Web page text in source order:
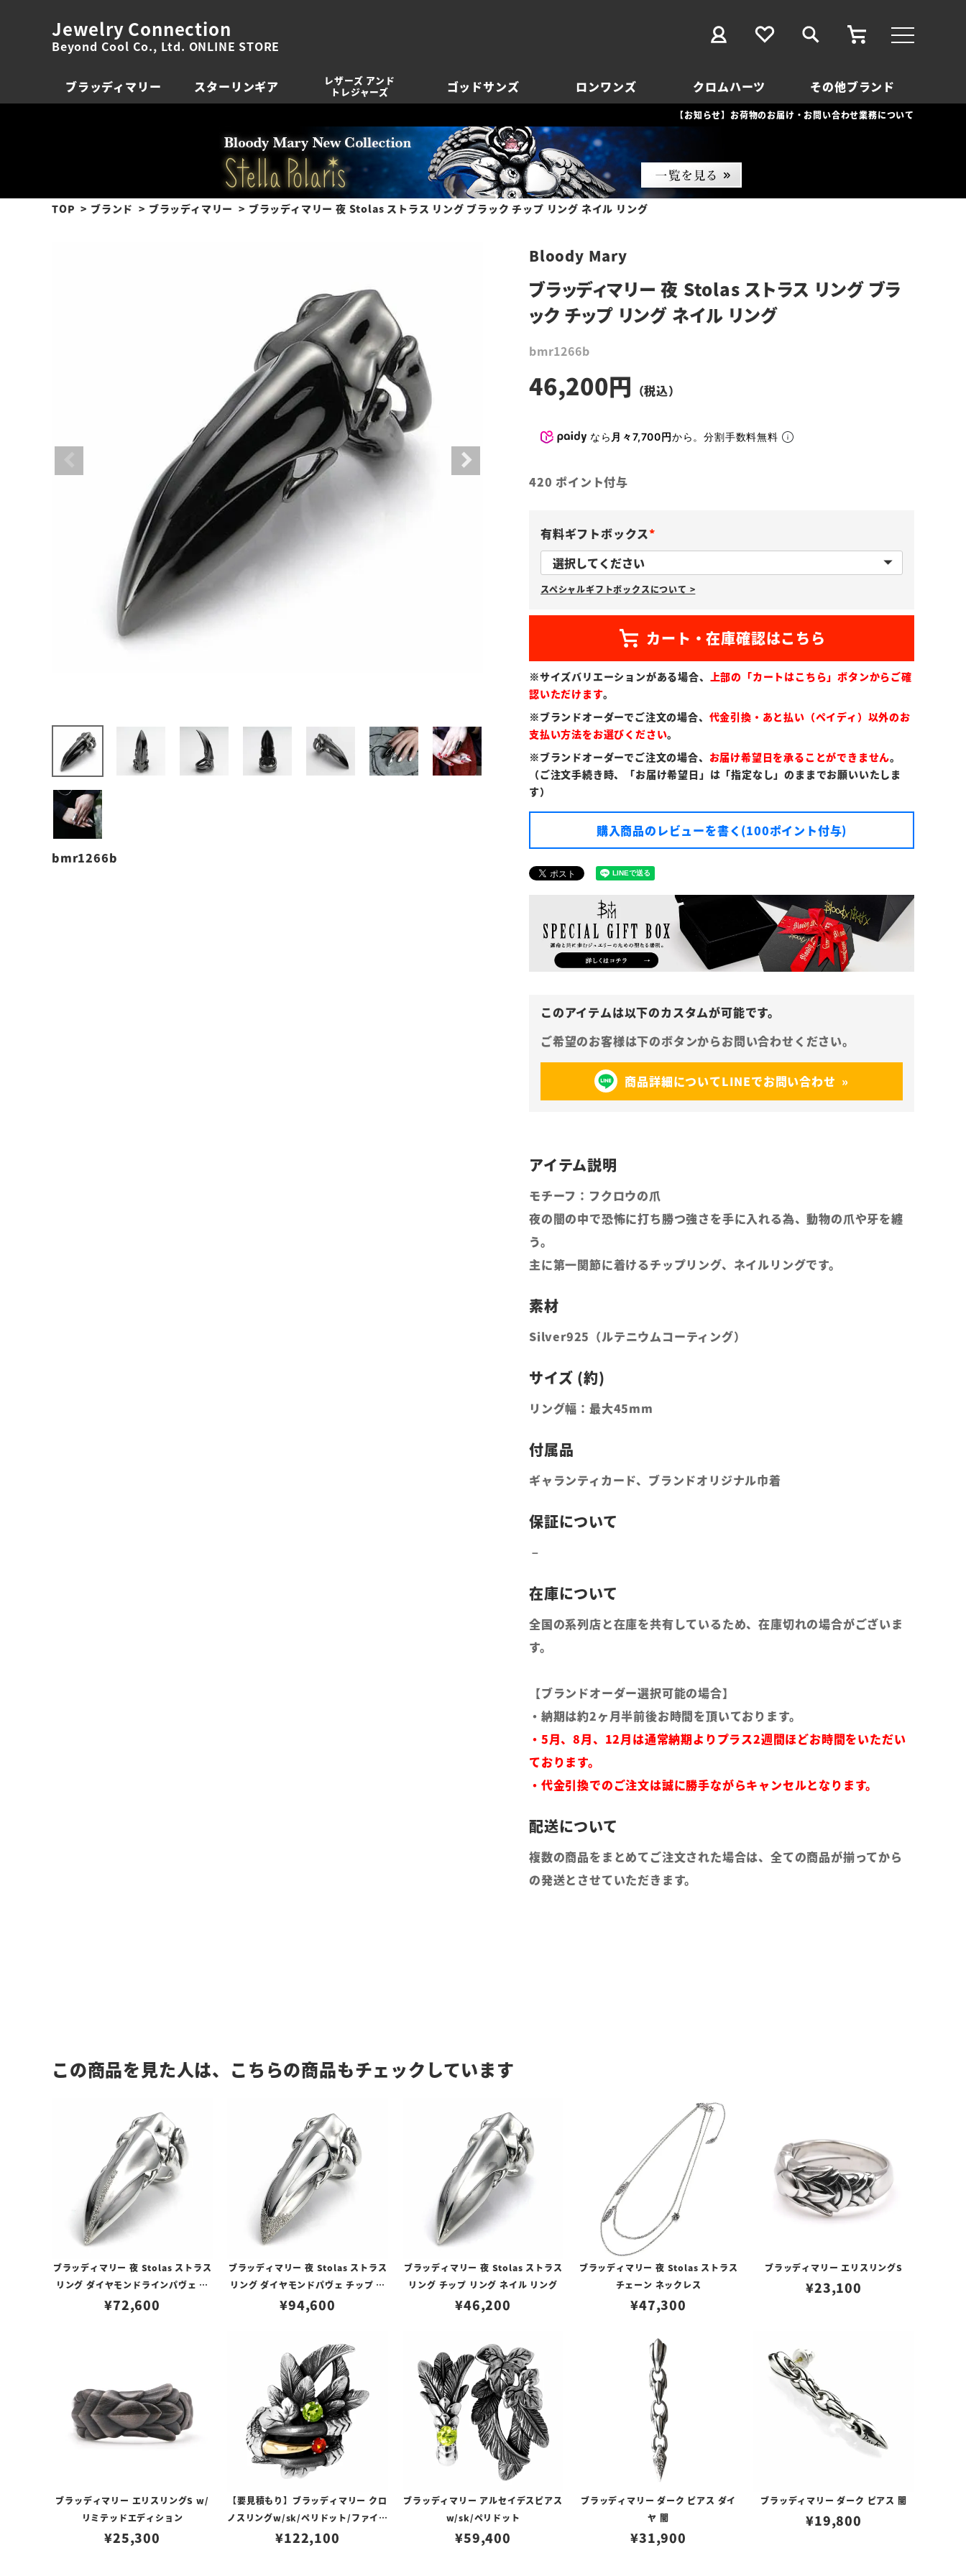
Jewelry Connection
Beyond Cool Co., Ltd. ONLINE STORE
ブラッディマリー スターリンギア
レザーズ アンド
トレジャーズ
ゴッドサンズ ロンワンズ クロムハーツ その他ブランド
【お知らせ】お荷物のお届け・お問い合わせ業務について
TOP ブランド ブラッディマリー ブラッディマリー 夜 Stolas ストラス リング ブラック チップ リング ネイル リング
bmr1266b
Bloody Mary
ブラッディマリー 夜 Stolas ストラス リング ブラ
ック チップ リング ネイル リング
bmr1266b
46,200
なら 月々7,700円から。分割手数料無料
420 ポイント付与
有料ギフトボックス
(
必
スペシャルギフトボックスについて >
※サイズバリエーションがある場合、
上部の「カートはこちら」ボタンからご確
認いただけます。
※ブランドオーダーでご注文の場合、 代金引換・あと払い（ペイディ）以外のお
支払い方法をお選びください。
※ブランドオーダーでご注文の場合、 お届け希望日を承ることができません。
（ご注文手続き時、「お届け希望日」は「指定なし」のままでお願いいたしま
す）
購入商品のレビューを書く(100ポイント付与)
商品詳細についてLINEでお問い合わせ
モチーフ：フクロウの爪
夜の闇の中で恐怖に打ち勝つ強さを手に入れる為、動物の爪や牙を纏
う。
主に第一関節に着けるチップリング、ネイルリングです。
Silver925（ルテニウムコーティング）
リング幅：最大45mm
ギャランティカード、ブランドオリジナル巾着
全国の系列店と在庫を共有しているため、在庫切れの場合がございま
す。
【ブランドオーダー選択可能の場合】
・納期は約2ヶ月半前後お時間を頂いております。
・5月、8月、12月は通常納期よりプラス2週間ほどお時間をいただい
ております。
・代金引換でのご注文は誠に勝手ながらキャンセルとなります。
複数の商品をまとめてご注文された場合は、全ての商品が揃ってから
の発送とさせていただきます。
この商品を見た人は、こちらの商品もチェックしています
ブラッディマリー 夜 Stolas ストラス
リング ダイヤモンドラインパヴェ チ
ップ リング ネイル リング
¥72,600
ブラッディマリー 夜 Stolas ストラス
リング ダイヤモンドパヴェ チップ リ
ング ネイル リング
¥94,600
ブラッディマリー 夜 Stolas ストラス
リング チップ リング ネイル リング
¥46,200
ブラッディマリー 夜 Stolas ストラス
チェーン ネックレス
¥47,300
ブラッディマリー エリスリングS
¥23,100
ブラッディマリー エリスリングS w/
リミテッドエディション
¥25,300
【要見積もり】ブラッディマリー クロ
ノスリングw/sk/ペリドット/ファイヤ
ーオパール
¥122,100
ブラッディマリー アルセイデスピアス
w/sk/ペリドット
¥59,400
ブラッディマリー ダーク ピアス ダイ
ヤ 闇
¥31,900
ブラッディマリー ダーク ピアス 闇
¥19,800